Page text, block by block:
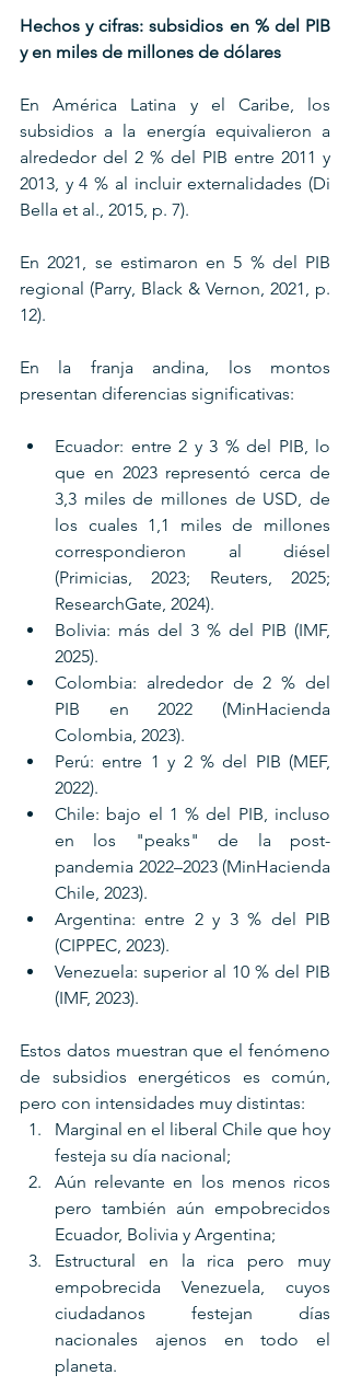
Hechos y cifras: subsidios en % del PIB
y en miles de millones de dólares
En América Latina y el Caribe, los
subsidios a la energía equivalieron a
alrededor del 2 % del PIB entre 2011 y
2013, y 4 % al incluir externalidades (Di
Bella et al., 2015, p. 7).
En 2021, se estimaron en 5 % del PIB
regional (Parry, Black & Vernon, 2021, p.
12).
En la franja andina, los montos
presentan diferencias significativas:
Ecuador: entre 2 y 3 % del PIB, lo
que en 2023 representó cerca de
3,3 miles de millones de USD, de
los cuales 1,1 miles de millones
correspondieron al diésel
(Primicias, 2023; Reuters, 2025;
ResearchGate, 2024).
Bolivia: más del 3 % del PIB (IMF,
2025).
Colombia: alrededor de 2 % del
PIB en 2022 (MinHacienda
Colombia, 2023).
Perú: entre 1 y 2 % del PIB (MEF,
2022).
Chile: bajo el 1 % del PIB, incluso
en los "peaks" de la post-
pandemia 2022–2023 (MinHacienda
Chile, 2023).
Argentina: entre 2 y 3 % del PIB
(CIPPEC, 2023).
Venezuela: superior al 10 % del PIB
(IMF, 2023).
Estos datos muestran que el fenómeno
de subsidios energéticos es común,
pero con intensidades muy distintas:
Marginal en el liberal Chile que hoy
festeja su día nacional;
Aún relevante en los menos ricos
pero también aún empobrecidos
Ecuador, Bolivia y Argentina;
Estructural en la rica pero muy
empobrecida Venezuela, cuyos
ciudadanos festejan días
nacionales ajenos en todo el
planeta.